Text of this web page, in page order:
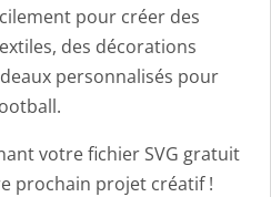
pour créer des
des décorations
personnalisés pour
votre fichier SVG gratuit
prochain projet créatif !